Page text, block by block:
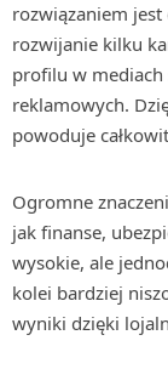
rozwiązaniem jest
rozwijanie kilku
profilu w mediach
reklamowych.
powoduje
Ogromne
jak finanse,
wysokie, ale
kolei bardziej
wyniki dzięki